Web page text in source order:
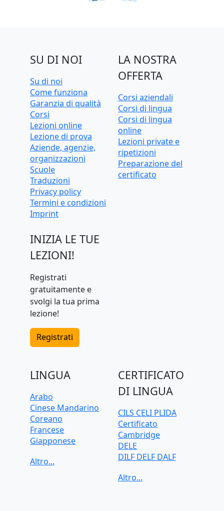
SU DI NOI
Su di noi
Come funziona
Garanzia di qualità
Corsi
Lezioni online
Lezione di prova
Aziende, agenzie,
organizzazioni
Scuole
Traduzioni
Privacy policy
Termini e condizioni
Imprint
INIZIA LE TUE
LEZIONI!
Registrati
gratuitamente e
svolgi la tua prima
lezione!
Registrati
LA NOSTRA
OFFERTA
Corsi aziendali
Corsi di lingua
Corsi di lingua
online
Lezioni private e
ripetizioni
Preparazione del
certificato
LINGUA
Arabo
Cinese Mandarino
Coreano
Francese
Giapponese
Inglese
CERTIFICATO
DI LINGUA
CILS CELI PLIDA
Certificato
Cambridge
DELE
DILF DELF DALF
IELTS